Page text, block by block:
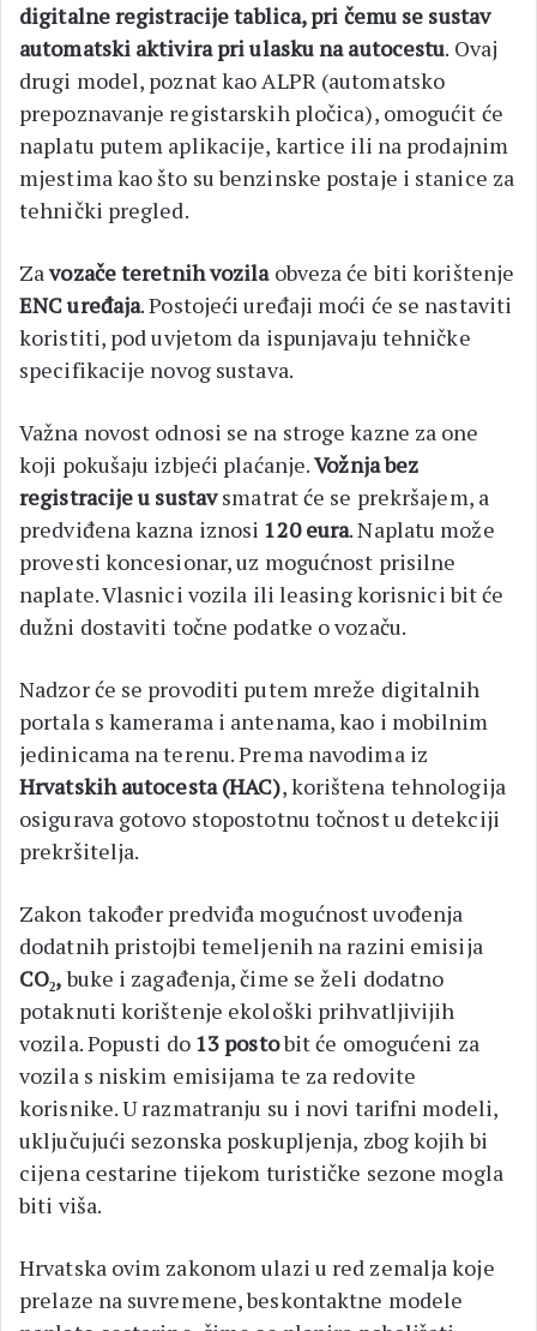
digitalne registracije tablica, pri čemu se sustav
automatski aktivira pri ulasku na autocestu. Ovaj
drugi model, poznat kao ALPR (automatsko
prepoznavanje registarskih pločica), omogućit će
naplatu putem aplikacije, kartice ili na prodajnim
mjestima kao što su benzinske postaje i stanice za
tehnički pregled.
Zavozače teretnih vozilaobveza će biti korištenje
ENC uređaja. Postojeći uređaji moći će se nastaviti
koristiti, pod uvjetom da ispunjavaju tehničke
specifikacije novog sustava.
Važna novost odnosi se na stroge kazne za one
koji pokušaju izbjeći plaćanje.Vožnja bez
registracije u sustavsmatrat će se prekršajem, a
predviđena kazna iznosi 120 eura. Naplatu može
provesti koncesionar, uz mogućnost prisilne
naplate. Vlasnici vozila ili leasing korisnici bit će
dužni dostaviti točne podatke o vozaču.
Nadzor će se provoditi putem mreže digitalnih
portala s kamerama i antenama, kao i mobilnim
jedinicama na terenu. Prema navodima iz
Hrvatskih autocesta (HAC), korištena tehnologija
osigurava gotovo stopostotnu točnost u detekciji
prekršitelja.
Zakon također predviđa mogućnost uvođenja
dodatnih pristojbi temeljenih na razini emisija
CO₂,buke i zagađenja, čime se želi dodatno
potaknuti korištenje ekološki prihvatljivijih
vozila. Popusti do 13 postobit će omogućeni za
vozila s niskim emisijama te za redovite
korisnike. U razmatranju su i novi tarifni modeli,
uključujući sezonska poskupljenja, zbog kojih bi
cijena cestarine tijekom turističke sezone mogla
biti viša.
Hrvatska ovim zakonom ulazi u red zemalja koje
prelaze na suvremene, beskontaktne modele